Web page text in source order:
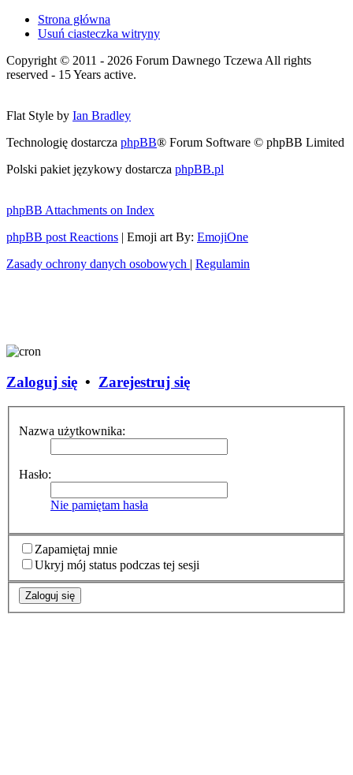
Strona główna
Usuń ciasteczka witryny
Copyright © 2011 - 2026 Forum Dawnego Tczewa All rights
reserved - 15 Years active.
Flat Style by Ian Bradley
Technologię dostarcza phpBB® Forum Software © phpBB Limited
Polski pakiet językowy dostarcza phpBB.pl
phpBB Attachments on Index
phpBB post Reactions | Emoji art By: EmojiOne
Zasady ochrony danych osobowych | Regulamin
Zaloguj się • Zarejestruj się
Nazwa użytkownika:
Hasło:
Nie pamiętam hasła
Zapamiętaj mnie
Ukryj mój status podczas tej sesji